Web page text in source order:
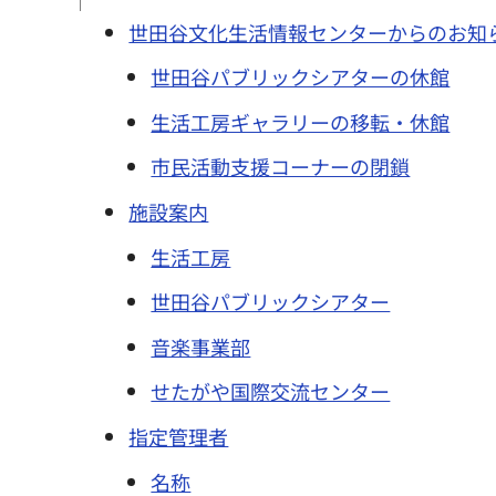
世田谷文化生活情報センターからのお知
世田谷パブリックシアターの休館
生活工房ギャラリーの移転・休館
市民活動支援コーナーの閉鎖
施設案内
生活工房
世田谷パブリックシアター
音楽事業部
せたがや国際交流センター
指定管理者
名称